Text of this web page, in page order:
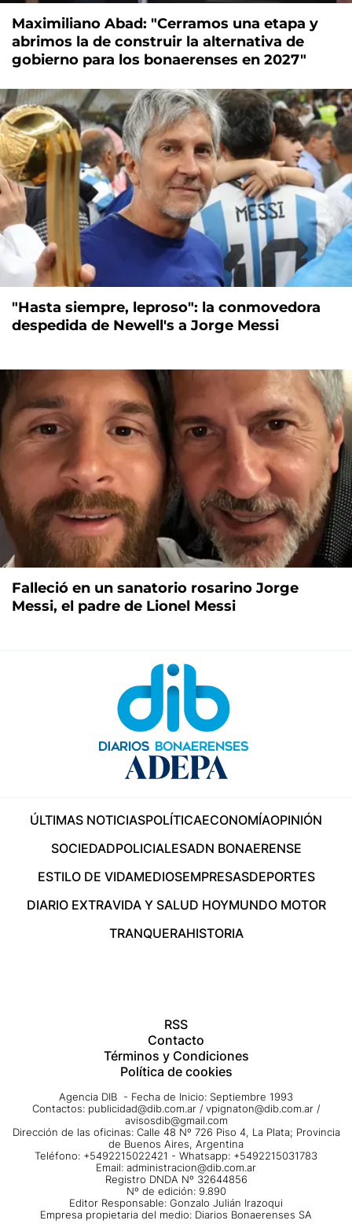
Maximiliano Abad: "Cerramos una etapa y
abrimos la de construir la alternativa de
gobierno para los bonaerenses en 2027"
"Hasta siempre, leproso": la conmovedora
despedida de Newell's a Jorge Messi
Falleció en un sanatorio rosarino Jorge
Messi, el padre de Lionel Messi
ÚLTIMAS NOTICIASPOLÍTICAECONOMÍAOPINIÓN
SOCIEDADPOLICIALESADN BONAERENSE
ESTILO DE VIDAMEDIOSEMPRESASDEPORTES
DIARIO EXTRAVIDA Y SALUD HOYMUNDO MOTOR
TRANQUERAHISTORIA
RSS
Contacto
Términos y Condiciones
Política de cookies
Agencia DIB - Fecha de Inicio: Septiembre 1993
Contactos: publicidad@dib.com.ar / vpignaton@dib.com.ar /
avisosdib@gmail.com
Dirección de las oficinas: Calle 48 Nº 726 Piso 4, La Plata; Provincia
de Buenos Aires, Argentina
Teléfono: +5492215022421 - Whatsapp: +5492215031783
Email: administracion@dib.com.ar
Registro DNDA Nº 32644856
Nº de edición: 9.890
Editor Responsable: Gonzalo Julián Irazoqui
Empresa propietaria del medio: Diarios Bonaerenses SA